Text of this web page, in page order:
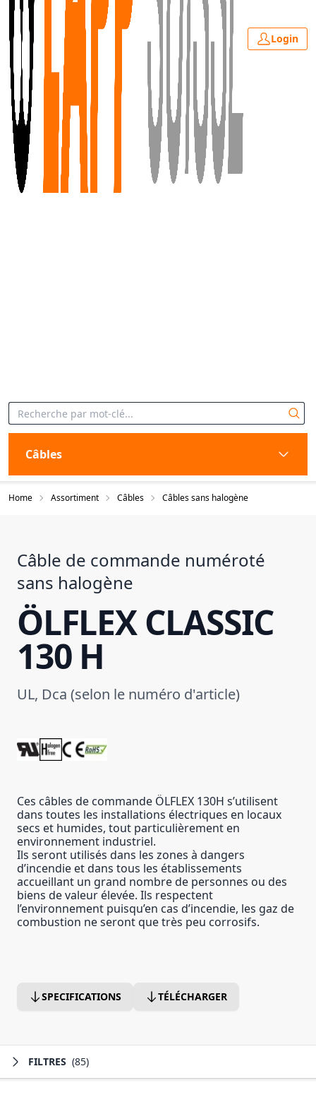
Login
Câbles
Home Assortiment Câbles Câbles sans halogène
Câble de commande numéroté
sans halogène
ÖLFLEX CLASSIC
130 H
UL, Dca (selon le numéro d'article)
Ces câbles de commande ÖLFLEX 130H s’utilisent
dans toutes les installations électriques en locaux
secs et humides, tout particulièrement en
environnement industriel.
Ils seront utilisés dans les zones à dangers
d’incendie et dans tous les établissements
accueillant un grand nombre de personnes ou des
biens de valeur élevée. Ils respectent
l’environnement puisqu’en cas d’incendie, les gaz de
combustion ne seront que très peu corrosifs.
SPECIFICATIONS TÉLÉCHARGER
FILTRES (85)